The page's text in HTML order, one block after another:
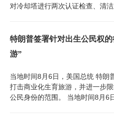
对冷却塔进行两次认证检查、清
特朗普签署针对出生公民权
游”
当地时间8月6日，美国总统 特朗
打击商业化生育旅游，并进一步
公民身份的范围。 当地时间8月6